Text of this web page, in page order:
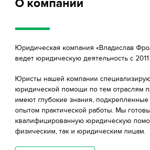
О компании
Юридическая компания «Владислав
ведет юридическую деятельность с 2011
Юристы нашей компании
юридической помощи по тем отраслям
имеют глубокие знания,
опытом практической работы. Мы
квалифицированную юридическую
физическим, так и юридическим лицам.